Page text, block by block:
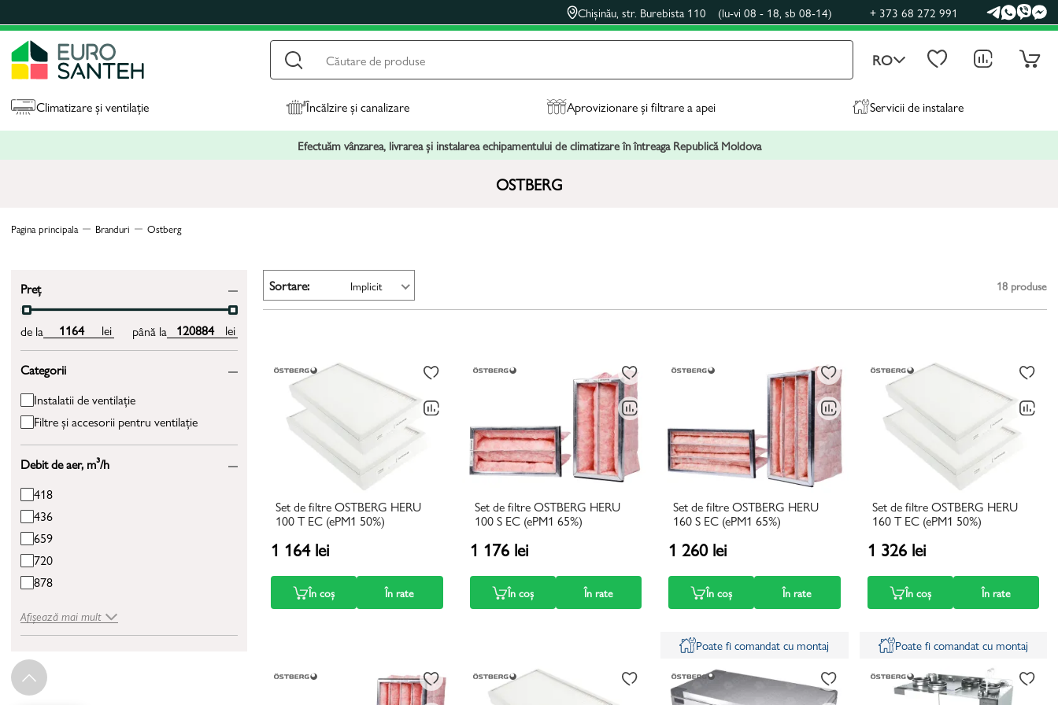
Chișinău, str. Burebista 110 (lu-vi 08 - 18, sb 08-14) + 373 68 272 991
RO
Climatizare și ventilație Încălzire și canalizare Aprovizionare și filtrare a apei Servicii de instalare
Efectuăm vânzarea, livrarea și instalarea echipamentului de climatizare în întreaga Republică Moldova
OSTBERG
Pagina principala Branduri Ostberg
Preț
de la lei până la lei
Categorii
Instalatii de ventilație
Filtre și accesorii pentru ventilație
Debit de aer, m³/h
418
436
659
720
878
Afișează mai mult
Sortare: Implicit 18 produse
Set de filtre OSTBERG HERU
100 T EC (ePM1 50%)
1 164 lei
În coș În rate
Set de filtre OSTBERG HERU
100 S EC (ePM1 65%)
1 176 lei
În coș În rate
Set de filtre OSTBERG HERU
160 S EC (ePM1 65%)
1 260 lei
În coș În rate
Set de filtre OSTBERG HERU
160 T EC (ePM1 50%)
1 326 lei
În coș În rate
Poate fi comandat cu montaj Poate fi comandat cu montaj